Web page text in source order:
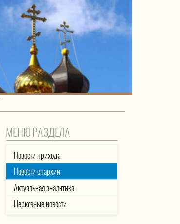
МЕНЮ РАЗДЕЛА
Новости прихода
Новости епархии
Актуальная аналитика
Церковные новости